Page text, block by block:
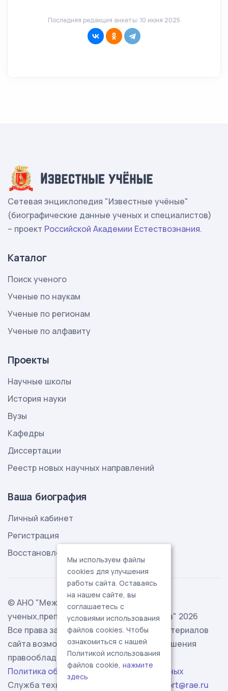
Последняя редакция анкеты: 10 июня 2025
Сетевая энциклопедия "Известные учёные"
(биографические данные ученых и специалистов)
– проект Российской Академии Естествознания.
Каталог
Поиск ученого
Ученые по наукам
Ученые по регионам
Ученые по алфавиту
Проекты
Научные школы
История науки
Вузы
Кафедры
Диссертации
Реестр новых научных направлений
Ваша биография
Личный кабинет
Регистрация
Восстановление пароля
© АНО "Международная ассоциация
ученых,преподавателей и специалистов" 2026
Все права защищены. Использование материалов
сайта возможно исключительно с разрешения
правообладателя.
Политика обработки персональных данных
Служба технической поддержки -
support@rae.ru
Мы используем файлы
cookies для улучшения
работы сайта. Оставаясь
на нашем сайте, вы
соглашаетесь с
условиями использования
файлов cookies. Чтобы
ознакомиться с нашей
Политикой использования
файлов cookie, нажмите
здесь